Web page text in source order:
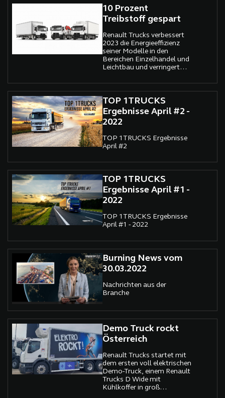
10 Prozent
Treibstoff gespart
Renault Trucks verbessert
2023 die Energieeffizienz
seiner Modelle in den
Bereichen Einzelhandel und
Leichtbau und verringert
Umweltbelastung.
TOP 1TRUCKS
Ergebnisse April #2 -
2022
TOP 1TRUCKS Ergebnisse
April #2
TOP 1TRUCKS
Ergebnisse April #1 -
2022
TOP 1TRUCKS Ergebnisse
April #1 - 2022
Burning News vom
30.03.2022
Nachrichten aus der
Branche
Demo Truck rockt
Österreich
Renault Trucks startet mit
dem ersten voll elektrischen
Demo-Truck, einem Renault
Trucks D Wide mit
Kühlkoffer in groß